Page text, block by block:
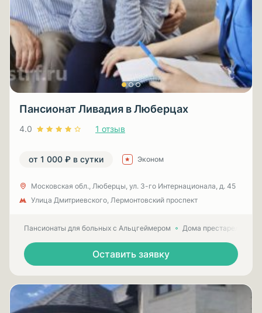
Пансионат Ливадия в Люберцах
4.0 1 отзыв
от 1 000 ₽ в сутки Эконом
Московская обл., Люберцы, ул. 3-гo Интернационала, д. 45
Улица Дмитриевского, Лермонтовский проспект
Пансионаты для больных с Альцгеймером Дома престарелых
Оставить заявку